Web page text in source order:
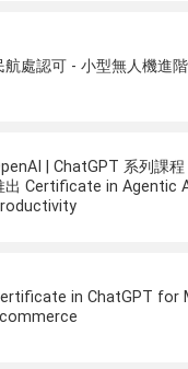
航處認可 - 小型無人機進
| ChatGPT 系列課
出 Certificate in Agentic
in ChatGPT for